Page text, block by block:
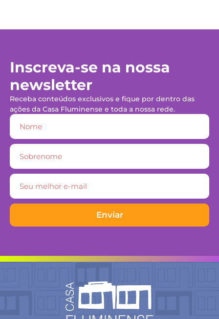
Inscreva-se na nossa
newsletter
Receba conteúdos exclusivos e fique por dentro das
ações da Casa Fluminense e toda a nossa rede.
Enviar